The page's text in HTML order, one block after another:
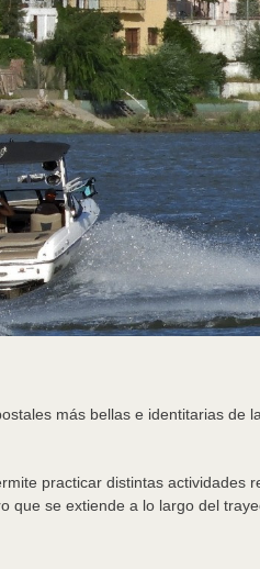
más bellas e identitarias de
practicar distintas actividades
que se extiende a lo largo del